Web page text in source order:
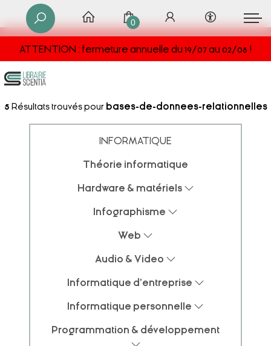
ATTENTION : fermeture annuelle du 19/07 au 02/08 !
0
5 Résultats trouvés pour bases-de-donnees-relationnelles
INFORMATIQUE
Théorie informatique
Hardware & matériels
Infographisme
Web
Audio & Video
Informatique d'entreprise
Informatique personnelle
Programmation & développement